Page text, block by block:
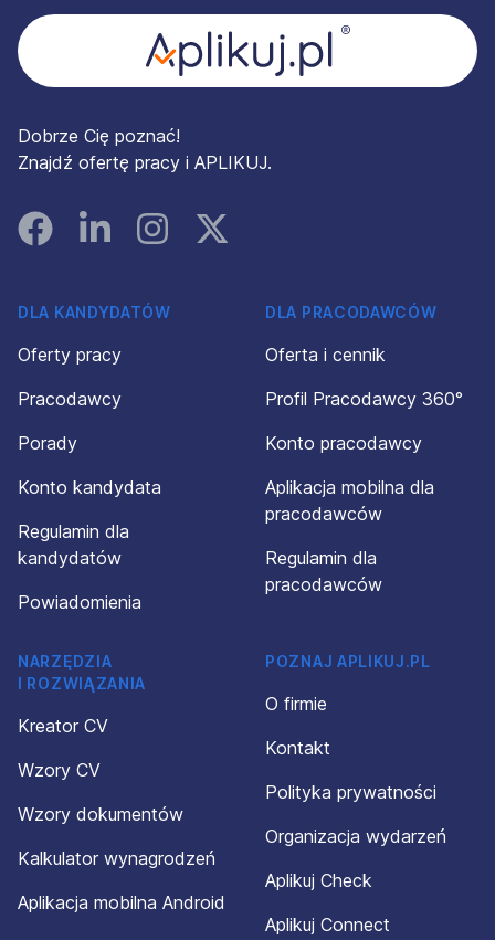
Dobrze Cię poznać!
Znajdź ofertę pracy i APLIKUJ.
FacebookLinked InInstagramInstagram
DLA KANDYDATÓW
Oferty pracy
Pracodawcy
Porady
Konto kandydata
Regulamin dla
kandydatów
Powiadomienia
DLA PRACODAWCÓW
Oferta i cennik
Profil Pracodawcy 360°
Konto pracodawcy
Aplikacja mobilna dla
pracodawców
Regulamin dla
pracodawców
NARZĘDZIA
I ROZWIĄZANIA
Kreator CV
Wzory CV
Wzory dokumentów
Kalkulator wynagrodzeń
Aplikacja mobilna Android
POZNAJ APLIKUJ.PL
O firmie
Kontakt
Polityka prywatności
Organizacja wydarzeń
Aplikuj Check
Aplikuj Connect